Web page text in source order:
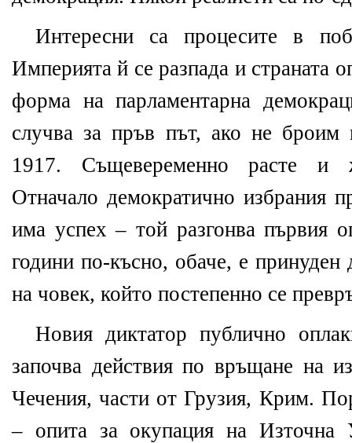
Интересни са процесите в
Империята й се разпада и страната
форма на парламентарна
случва за пръв път, ако не броим
1917. Същевеременно расте и
Отначало демократично избрания
има успех – той разгонва първия
години по-късно, обаче, е принуден
на човек, който постепенно се
Новия диктатор публично
започва действия по връщане на
Чечения, части от Грузия, Крим.
– опита за окупация на Източна